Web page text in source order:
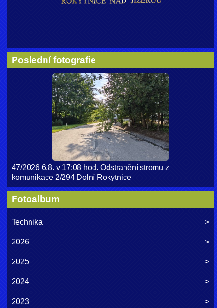
Poslední fotografie
47/2026 6.8. v 17:08 hod. Odstranění stromu z
komunikace 2/294 Dolní Rokytnice
Fotoalbum
Technika
2026
2025
2024
2023